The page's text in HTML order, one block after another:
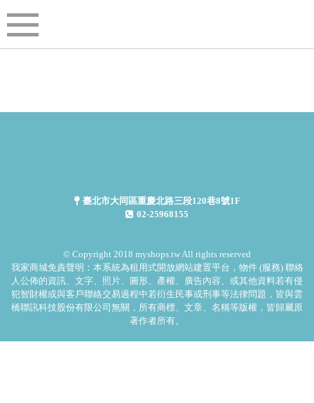
臺北市大同區重慶北路三段120巷8號1F
02-25968155
© Copyright 2018 myshops.tw All rights reserved
我家商城免責聲明：本系統為租用式開放網站建置平台，物件 (服務) 聯絡
人公佈的資訊、文字、照片、圖形、產權、廣告內容、或其他資料若有侵
犯智財權或與客戶聯絡交易過程中若衍生民事或刑事等法律問題，皆與雲
橋聯訊科技股份有限公司無關，所有商標、文章、名稱等版權，皆歸屬原
著作者所有。